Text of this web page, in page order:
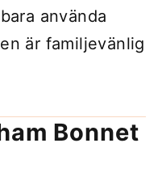
använda
är familjevänlig
Bonnet